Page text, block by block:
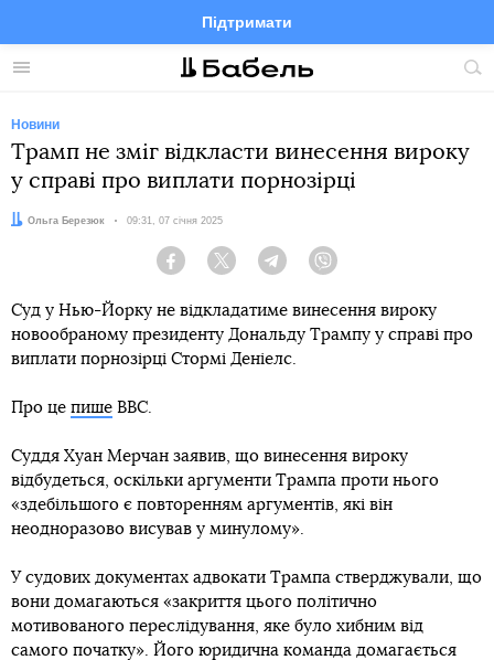
Меню
Підтримати
FacebookTelegramTwitter
Новини
Трамп не зміг відкласти винесення вироку
у справі про виплати порнозірці
Автор:
Ольга Березюк Дата:
09:31, 07 січня 2025
Facebook Twitter Telegram
Суд у Нью-Йорку не відкладатиме винесення вироку
новообраному президенту Дональду Трампу у справі про
виплати порнозірці Стормі Деніелс.
Про це пише BBC.
Суддя Хуан Мерчан заявив, що винесення вироку
відбудеться, оскільки аргументи Трампа проти нього
«здебільшого є повторенням аргументів, які він
неодноразово висував у минулому».
У судових документах адвокати Трампа стверджували, що
вони домагаються «закриття цього політично
мотивованого переслідування, яке було хибним від
самого початку». Його юридична команда домагається